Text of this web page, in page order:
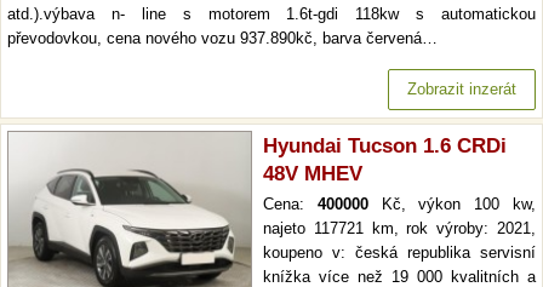
atd.).výbava n- line s motorem 1.6t-gdi 118kw s automatickou
převodovkou, cena nového vozu 937.890kč, barva červená…
Zobrazit inzerát
Hyundai Tucson 1.6 CRDi
48V MHEV
Cena: 400000Kč, výkon 100 kw,
najeto 117721 km, rok výroby: 2021,
koupeno v: česká republika servisní
knížka více než 19 000 kvalitních a